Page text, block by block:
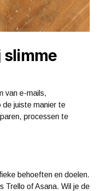
slimme
van e-mails,
de juiste manier te
processen te
behoeften en doelen.
Trello of Asana. Wil je de